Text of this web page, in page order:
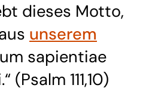
dieses Motto,
unserem
sapientiae
111,10)